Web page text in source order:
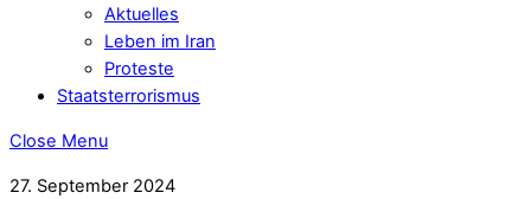
Aktuelles
Leben im Iran
Proteste
Staatsterrorismus
Close Menu
27. September 2024